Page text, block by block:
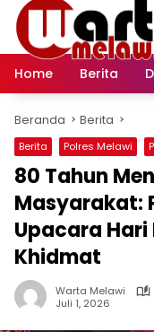
Langsung
konten
Home
Berita
Beranda Berita
Berita Polres Melawi
80 Tahun
Masyarakat:
Upacara
Khidmat
Warta Melawi
Juli 1, 2026